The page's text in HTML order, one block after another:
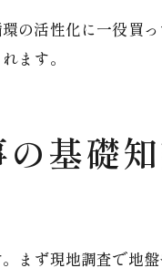
の活性化に一役買
ます。
基礎
まず現地調査で地